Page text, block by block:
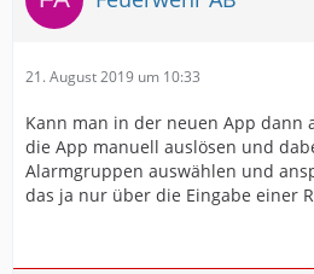
21. August 2019 um 10:33
Kann man in der neuen App dann
die App manuell auslösen und
Alarmgruppen auswählen und
das ja nur über die Eingabe einer